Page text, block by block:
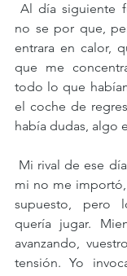
Al día siguiente fuimos al 2º partido,
no se por que,
entrara en calor,
que me
todo lo que
el coche de
había dudas, algo
mi no me
supuesto, pero
quería jugar.
avanzando,
tensión. Yo